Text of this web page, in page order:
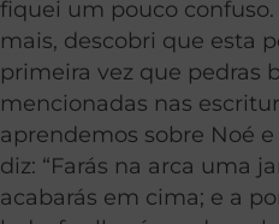
fiquei um pouco
mais, descobri que esta
primeira vez que pedras
mencionadas nas
aprendemos sobre Noé
diz: “Farás na arca uma
acabarás em cima; e a